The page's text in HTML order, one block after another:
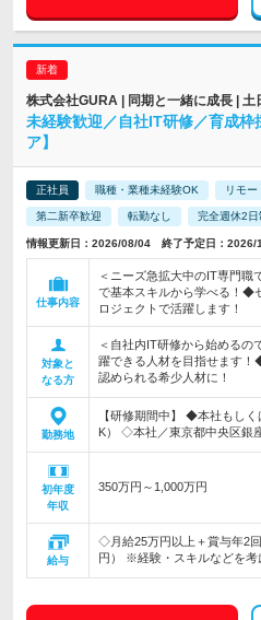
株式会社GURA | 同期と一緒に成長 |
未経験歓迎／自社IT研修／育成枠
ア】
正社員 職種・業種未経験OK リモ
第二新卒歓迎 転勤なし 完全週休2日
情報更新日：2026/08/04 終了予定日：2026/
仕事内容
＜ニーズ急拡大中のIT専門
で基本スキルから学べる！◆
ロジェクトで活躍します！
対象と
なる方
＜自社内IT研修から始める
躍できる人材を目指せます
認められる希少人材に！
勤務地
【研修期間中】 ◆本社もし
K） ◇本社／東京都中央区銀
初年度
年収
350万円～1,000万円
給与
◇月給25万円以上＋賞与年2
円） ※経験・スキルなどを考